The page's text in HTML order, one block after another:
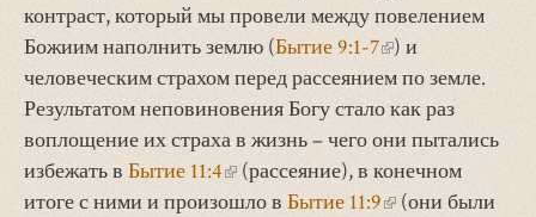
контраст, который мы провели между повелением
Божиим наполнить землю (Бытие 9:1-7(внешняя
ссылка)
) и
человеческим страхом перед рассеянием по земле.
Результатом неповиновения Богу стало как раз
воплощение их страха в жизнь – чего они пытались
избежать в Бытие 11:4(внешняя
ссылка)
(рассеяние), в конечном
итоге с ними и произошло в Бытие 11:9(внешняя
(они были